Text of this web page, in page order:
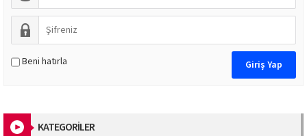
Beni hatırla
KATEGORİLER